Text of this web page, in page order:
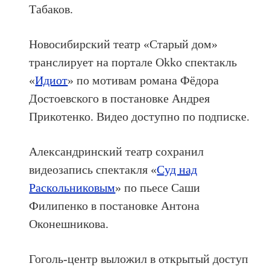
Табаков.
Новосибирский театр «Старый дом»
транслирует на портале Okko спектакль
«Идиот» по мотивам романа Фёдора
Достоевского в постановке Андрея
Прикотенко. Видео доступно по подписке.
Александринский театр сохранил
видеозапись спектакля «Суд над
Раскольниковым» по пьесе Саши
Филипенко в постановке Антона
Оконешникова.
Гоголь-центр выложил в открытый доступ